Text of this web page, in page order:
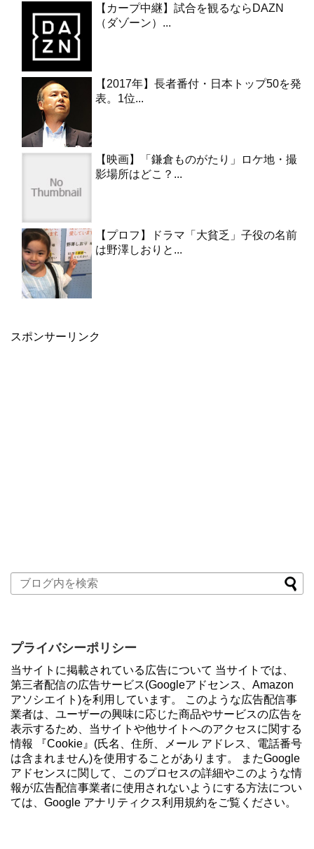
【カープ中継】試合を観るならDAZN
（ダゾーン）...
【2017年】長者番付・日本トップ50を発
表。1位...
【映画】「鎌倉ものがたり」ロケ地・撮
影場所はどこ？...
【プロフ】ドラマ「大貧乏」子役の名前
は野澤しおりと...
スポンサーリンク
プライバシーポリシー
当サイトに掲載されている広告について 当サイトでは、
第三者配信の広告サービス(Googleアドセンス、Amazon
アソシエイト)を利用しています。 このような広告配信事
業者は、ユーザーの興味に応じた商品やサービスの広告を
表示するため、当サイトや他サイトへのアクセスに関する
情報 『Cookie』(氏名、住所、メール アドレス、電話番号
は含まれません)を使用することがあります。 またGoogle
アドセンスに関して、このプロセスの詳細やこのような情
報が広告配信事業者に使用されないようにする方法につい
ては、Google アナリティクス利用規約をご覧ください。